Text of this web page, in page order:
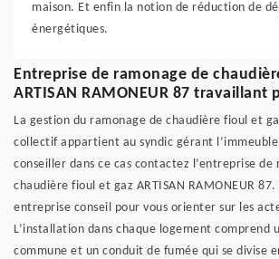
maison. Et enfin la notion de réduction de
énergétiques.
Entreprise de ramonage de
ARTISAN RAMONEUR 87 travaillant
La gestion du ramonage de chaudière fioul et
collectif appartient au syndic gérant
conseiller dans ce cas contactez l’entreprise de
chaudière fioul et gaz ARTISAN RAMONEUR
entreprise conseil pour vous orienter sur les
L’installation dans chaque logement comprend
commune et un conduit de fumée qui se divise